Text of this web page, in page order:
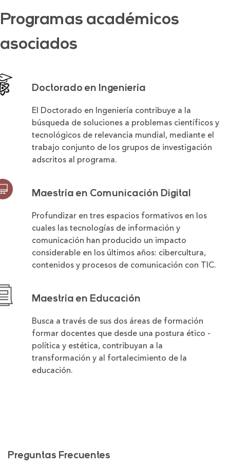
Programas académicos
asociados
Doctorado en Ingeniería
El Doctorado en Ingeniería contribuye a la
búsqueda de soluciones a problemas científicos y
tecnológicos de relevancia mundial, mediante el
trabajo conjunto de los grupos de investigación
adscritos al programa.
Maestría en Comunicación Digital
Profundizar en tres espacios formativos en los
cuales las tecnologías de información y
comunicación han producido un impacto
considerable en los últimos años: cibercultura,
contenidos y procesos de comunicación con TIC.
Maestría en Educación
Busca a través de sus dos áreas de formación
formar docentes que desde una postura ético -
política y estética, contribuyan a la
transformación y al fortalecimiento de la
educación.
Preguntas Frecuentes